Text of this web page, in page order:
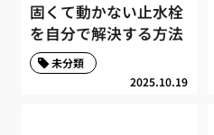
固くて動かない止水栓
を自分で解決する方法
2025.10.19
未分類